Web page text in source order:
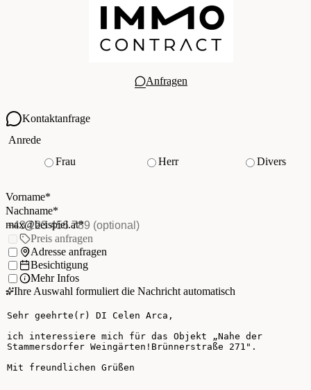
Anfragen
Kontaktanfrage
Ihre Kontaktdaten
Anrede
Frau
Herr
Divers
Vorname*
Nachname
Nachname*
E-Mail*(Pflichtfeld)
max@beispiel.at*
Telefon(optional)
Ich möchte:
Preis anfragen
Adresse anfragen
Besichtigung
Mehr Infos
Ihre Auswahl formuliert die Nachricht automatisch
Ihre Nachricht